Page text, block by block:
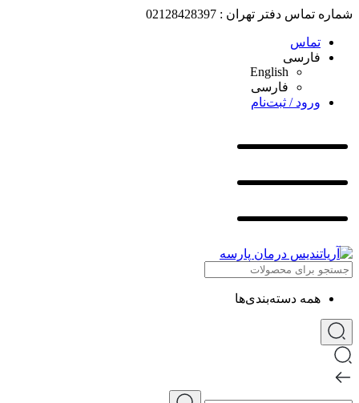
شماره تماس دفتر تهران : 02128428397
تماس
فارسی
English
فارسی
ورود / ثبت‌نام
همه دسته‌بندی‌ها